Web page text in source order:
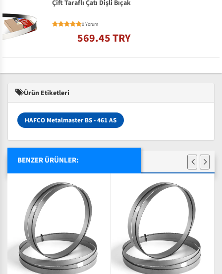
Çift Taraflı Çatı Dişli Bıçak
0 Yorum
569.45 TRY
Ürün Etiketleri
HAFCO Metalmaster BS - 461 AS
BENZER ÜRÜNLER: